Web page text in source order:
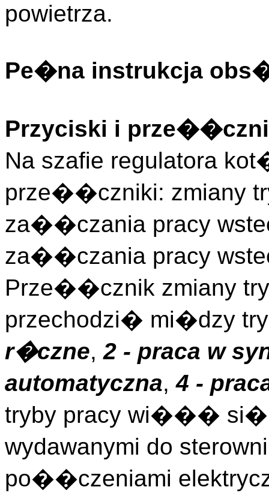
powietrza.
Pe�na instrukcja
Przyciski i
Na szafie regulatora
prze��czniki: zmiany
za��czania pracy
za��czania pracy
Prze��cznik zmiany
przechodzi� mi�dzy
r�czne,2 - praca w
automatyczna,4 -
tryby pracy wi��� si�
wydawanymi do
po��czeniami